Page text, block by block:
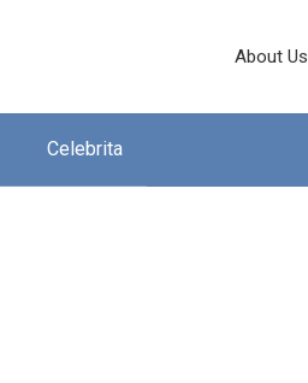
About Us
Celebrita